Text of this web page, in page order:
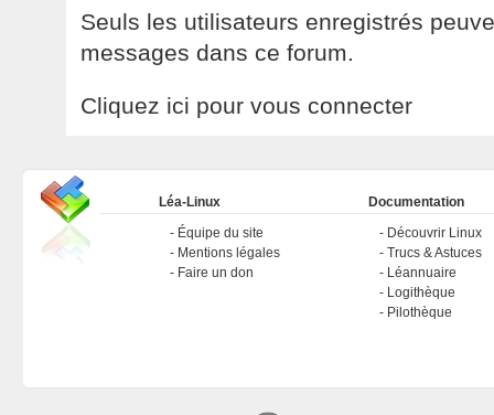
Seuls les utilisateurs enregistrés
messages dans ce forum.
Cliquez ici pour vous connecter
Léa-Linux
Équipe du site
Mentions légales
Faire un don
Documentation
Découvrir Linux
Trucs & Astuces
Léannuaire
Logithèque
Pilothèque